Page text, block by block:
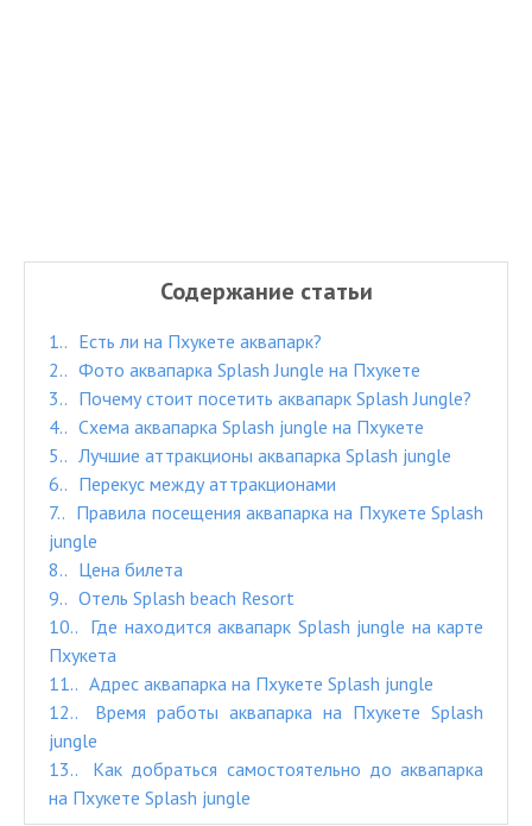
Содержание статьи
1.
Есть ли на Пхукете аквапарк?
2.
Фото аквапарка Splash Jungle на Пхукете
3.
Почему стоит посетить аквапарк Splash Jungle?
4.
Схема аквапарка Splash jungle на Пхукете
5.
Лучшие аттракционы аквапарка Splash jungle
6.
Перекус между аттракционами
7.
Правила посещения аквапарка на Пхукете Splash
jungle
8.
Цена билета
9.
Отель Splash beach Resort
10.
Где находится аквапарк Splash jungle на карте
Пхукета
11.
Адрес аквапарка на Пхукете Splash jungle
12.
Время работы аквапарка на Пхукете Splash
jungle
13.
Как добраться самостоятельно до аквапарка
на Пхукете Splash jungle